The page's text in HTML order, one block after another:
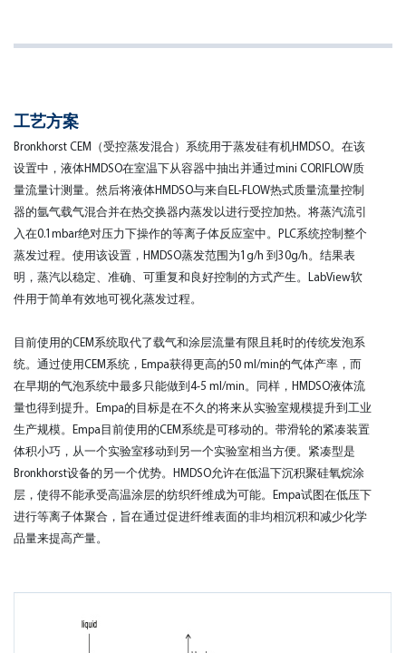
工艺方案
Bronkhorst CEM（受控蒸发混合）系统用于蒸发硅有机HMDSO。在该
设置中，液体HMDSO在室温下从容器中抽出并通过mini CORIFLOW质
量流量计测量。然后将液体HMDSO与来自EL-FLOW热式质量流量控制
器的氩气载气混合并在热交换器内蒸发以进行受控加热。将蒸汽流引
入在0.1mbar绝对压力下操作的等离子体反应室中。PLC系统控制整个
蒸发过程。使用该设置，HMDSO蒸发范围为1g/h 到30g/h。结果表
明，蒸汽以稳定、准确、可重复和良好控制的方式产生。LabView软
件用于简单有效地可视化蒸发过程。
目前使用的CEM系统取代了载气和涂层流量有限且耗时的传统发泡系
统。通过使用CEM系统，Empa获得更高的50 ml/min的气体产率，而
在早期的气泡系统中最多只能做到4-5 ml/min。同样，HMDSO液体流
量也得到提升。Empa的目标是在不久的将来从实验室规模提升到工业
生产规模。Empa目前使用的CEM系统是可移动的。带滑轮的紧凑装置
体积小巧，从一个实验室移动到另一个实验室相当方便。紧凑型是
Bronkhorst设备的另一个优势。HMDSO允许在低温下沉积聚硅氧烷涂
层，使得不能承受高温涂层的纺织纤维成为可能。Empa试图在低压下
进行等离子体聚合，旨在通过促进纤维表面的非均相沉积和减少化学
品量来提高产量。